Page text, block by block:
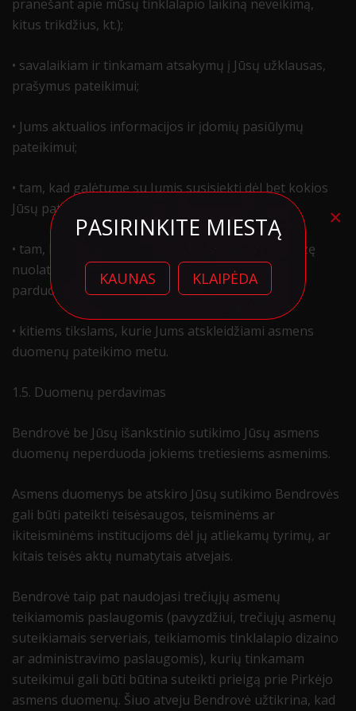
PASIRINKITE MIESTĄ
KAUNAS KLAIPĖDA
×
pranešant apie mūsų tinklalapio laikiną neveikimą,
kitus trikdžius, kt.);
• savalaikiam ir tinkamam atsakymų į Jūsų užklausas,
prašymus pateikimui;
• Jums aktualios informacijos ir įdomių pasiūlymų
pateikimui;
• tam, kad galėtume su Jumis susisiekti dėl bet kokios
Jūsų pateiktos informacijos;
• tam, kad galėtume vykdyti statistinę ir kitą analizę
nuolat tobulindami tinklalapio ir Elektroninės
parduotuvės turinį bei teikiamas paslaugas;
• kitiems tikslams, kurie Jums atskleidžiami asmens
duomenų pateikimo metu.
1.5. Duomenų perdavimas
Bendrovė be Jūsų išankstinio sutikimo Jūsų asmens
duomenų neperduoda jokiems tretiesiems asmenims.
Asmens duomenys be atskiro Jūsų sutikimo Bendrovės
gali būti pateikti teisėsaugos, teisminėms ar
ikiteisminėms institucijoms dėl jų atliekamų tyrimų, ar
kitais teisės aktų numatytais atvejais.
Bendrovė taip pat naudojasi trečiųjų asmenų
teikiamomis paslaugomis (pavyzdžiui, trečiųjų asmenų
suteikiamais serveriais, teikiamomis tinklalapio dizaino
ar administravimo paslaugomis), kurių tinkamam
suteikimui gali būti būtina suteikti prieigą prie Pirkėjo
asmens duomenų. Šiuo atveju Bendrovė užtikrina, kad